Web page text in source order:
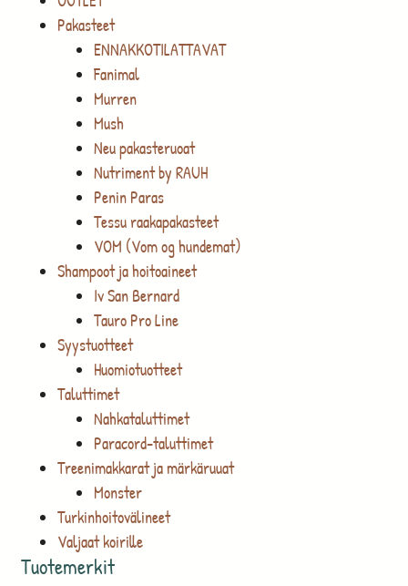
Pakasteet
ENNAKKOTILATTAVAT
Fanimal
Murren
Mush
Neu pakasteruoat
Nutriment by RAUH
Penin Paras
Tessu raakapakasteet
VOM (Vom og hundemat)
Shampoot ja hoitoaineet
Iv San Bernard
Tauro Pro Line
Syystuotteet
Huomiotuotteet
Taluttimet
Nahkataluttimet
Paracord-taluttimet
Treenimakkarat ja märkäruuat
Monster
Turkinhoitovälineet
Valjaat koirille
Tuotemerkit